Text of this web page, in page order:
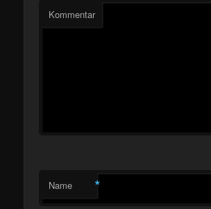
Kommentar
Name *